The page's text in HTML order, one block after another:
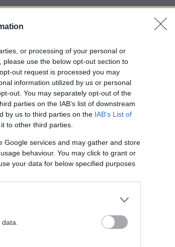
or processing of your personal or
use the below opt-out section to
out request is processed you may
information utilized by us or personal
out. You may separately opt-out of the
parties on the IAB’s list of downstream
by us to third parties on the IAB’s List of
to other third parties.
Google services and may gather and store
behaviour. You may click to grant or
your data for below specified purposes